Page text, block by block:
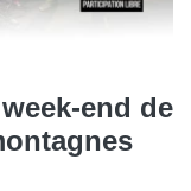
end de